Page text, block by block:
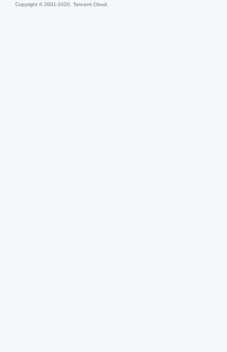
Copyright © 2001-2020, Tencent Cloud.